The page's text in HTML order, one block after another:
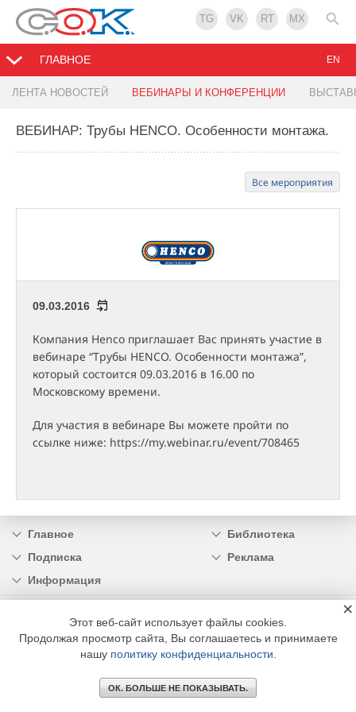
TG VK RT MX
ГЛАВНОЕ
ЛЕНТА НОВОСТЕЙ ВЕБИНАРЫ И КОНФЕРЕНЦИИ
EN
ВЕБИНАР: Трубы HENCO. Особенности монтажа.
Все мероприятия
09.03.2016
Компания Henco приглашает Вас принять участие в
вебинаре “Трубы HENCO. Особенности монтажа”,
который состоится 09.03.2016 в 16.00 по
Московскому времени.
Для участия в вебинаре Вы можете пройти по
ссылке ниже: https://my.webinar.ru/event/708465
Главное
Библиотека
Подписка
Реклама
Информация
Этот веб-сайт использует файлы cookies.
Продолжая просмотр сайта, Вы соглашаетесь и принимаете
нашу политику конфиденциальности
ОК. БОЛЬШЕ НЕ ПОКАЗЫВАТЬ.
×